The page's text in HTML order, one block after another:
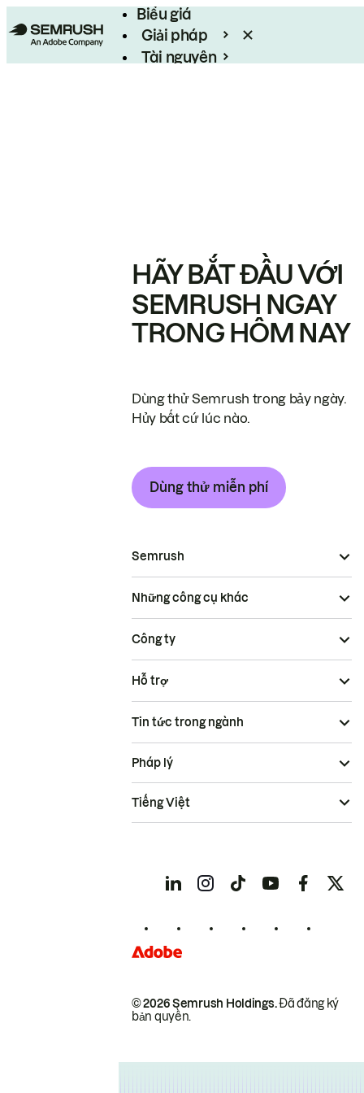
Biểu giá
Giải pháp
Tài nguyên
HÃY BẮT ĐẦU VỚI
SEMRUSH NGAY
TRONG HÔM NAY
Dùng thử Semrush trong bảy ngày.
Hủy bất cứ lúc nào.
Dùng thử miễn phí
Semrush
Những công cụ khác
Công ty
Hỗ trợ
Tin tức trong ngành
© 2026 Semrush Holdings.Đã đăng ký
bản quyền.
Pháp lý
Tiếng Việt